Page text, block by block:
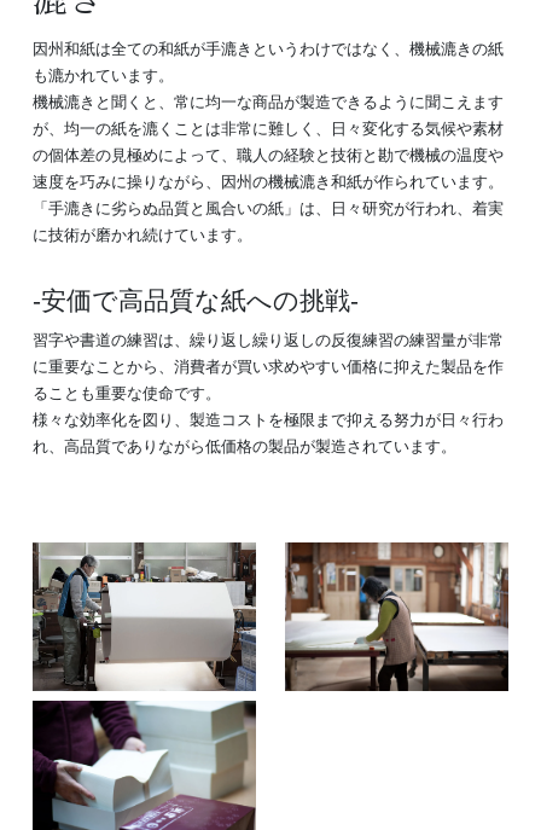
因州和紙は全ての和紙が手漉きというわけではなく、機械漉きの紙
も漉かれています。
機械漉きと聞くと、常に均一な商品が製造できるように聞こえます
が、均一の紙を漉くことは非常に難しく、日々変化する気候や素材
の個体差の見極めによって、職人の経験と技術と勘で機械の温度や
速度を巧みに操りながら、因州の機械漉き和紙が作られています。
「手漉きに劣らぬ品質と風合いの紙」は、日々研究が行われ、着実
に技術が磨かれ続けています。
安価で高品質な紙への挑戦
習字や書道の練習は、繰り返し繰り返しの反復練習の練習量が非常
に重要なことから、消費者が買い求めやすい価格に抑えた製品を作
ることも重要な使命です。
様々な効率化を図り、製造コストを極限まで抑える努力が日々行わ
れ、高品質でありながら低価格の製品が製造されています。